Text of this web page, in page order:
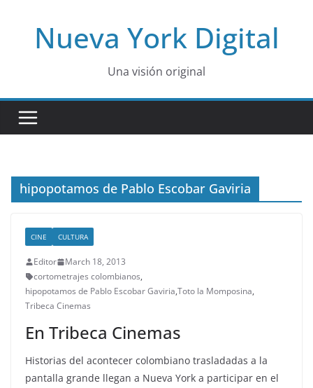
contentNueva York Digital
Una visión original
hipopotamos de Pablo Escobar Gaviria
CINE CULTURA
Editor
March 18, 2013
cortometrajes colombianos,
hipopotamos de Pablo Escobar Gaviria,Toto la Momposina,
Tribeca Cinemas
En Tribeca Cinemas
Historias del acontecer colombiano trasladadas a la
pantalla grande llegan a Nueva York a participar en el